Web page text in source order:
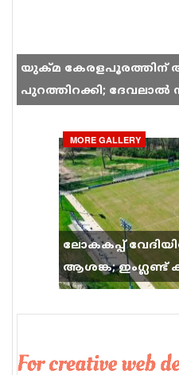
യുക്മ കേരളപൂരത്തിന്
പുറത്തിറക്കി; ദേവലാൽ
MORE GALLERY
ലോകകപ്പ്
ആശങ്ക; ഇംഗ്ലണ്ട്
വെടിവെപ്പ്, 9